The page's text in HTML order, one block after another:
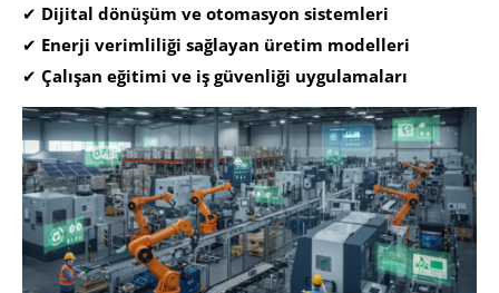
✔ Dijital dönüşüm ve otomasyon sistemleri
✔ Enerji verimliliği sağlayan üretim modelleri
✔ Çalışan eğitimi ve iş güvenliği uygulamaları